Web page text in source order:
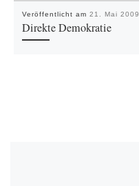
Veröffentlicht am 21. Mai 2009
Direkte Demokratie